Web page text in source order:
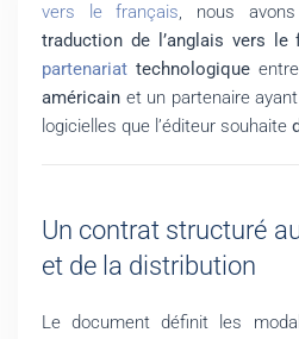
vers le français, nous
traduction de l’anglais vers le
partenariat technologique
américain et un partenaire
logicielles que l’éditeur souhaite
Un contrat structuré
et de la distribution
Le document définit les